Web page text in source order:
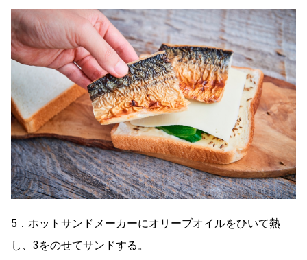
5．ホットサンドメーカーにオリーブオイルをひいて熱
し、3をのせてサンドする。